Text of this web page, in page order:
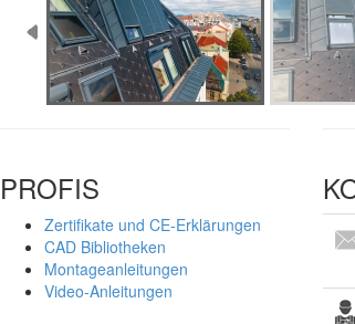
PROFIS
Zertifikate und CE-Erklärungen
CAD Bibliotheken
Montageanleitungen
Video-Anleitungen